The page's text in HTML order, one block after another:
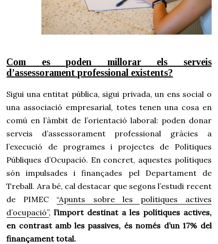
Com es poden millorar els serveis
d’assessorament professional existents?
Sigui una entitat pública, sigui privada, un ens social o
una associació empresarial, totes tenen una cosa en
comú en l’àmbit de l’orientació laboral: poden donar
serveis d’assessorament professional gràcies a
l’execució de programes i projectes de Polítiques
Públiques d’Ocupació. En concret, aquestes polítiques
són impulsades i finançades pel Departament de
Treball. Ara bé, cal destacar que segons l’estudi recent
de PIMEC “Apunts sobre les polítiques actives
d’ocupació”,l’import destinat a les polítiques actives,
en contrast amb les passives, és només d’un 17% del
finançament total.